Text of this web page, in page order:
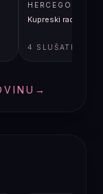
HERCEGOVINA
Kupreski radio
4 SLUŠATELJA
→